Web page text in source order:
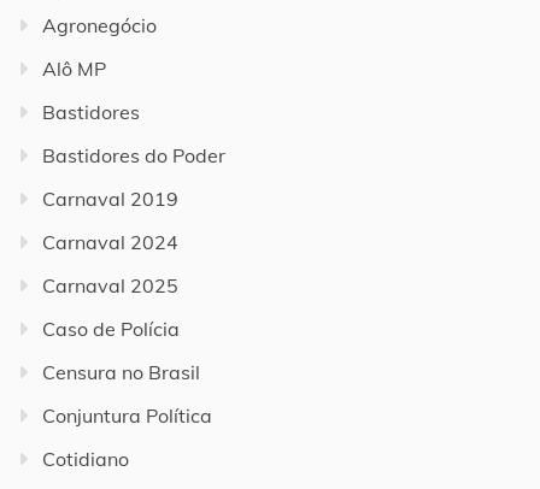
Agronegócio
Alô MP
Bastidores
Bastidores do Poder
Carnaval 2019
Carnaval 2024
Carnaval 2025
Caso de Polícia
Censura no Brasil
Conjuntura Política
Cotidiano